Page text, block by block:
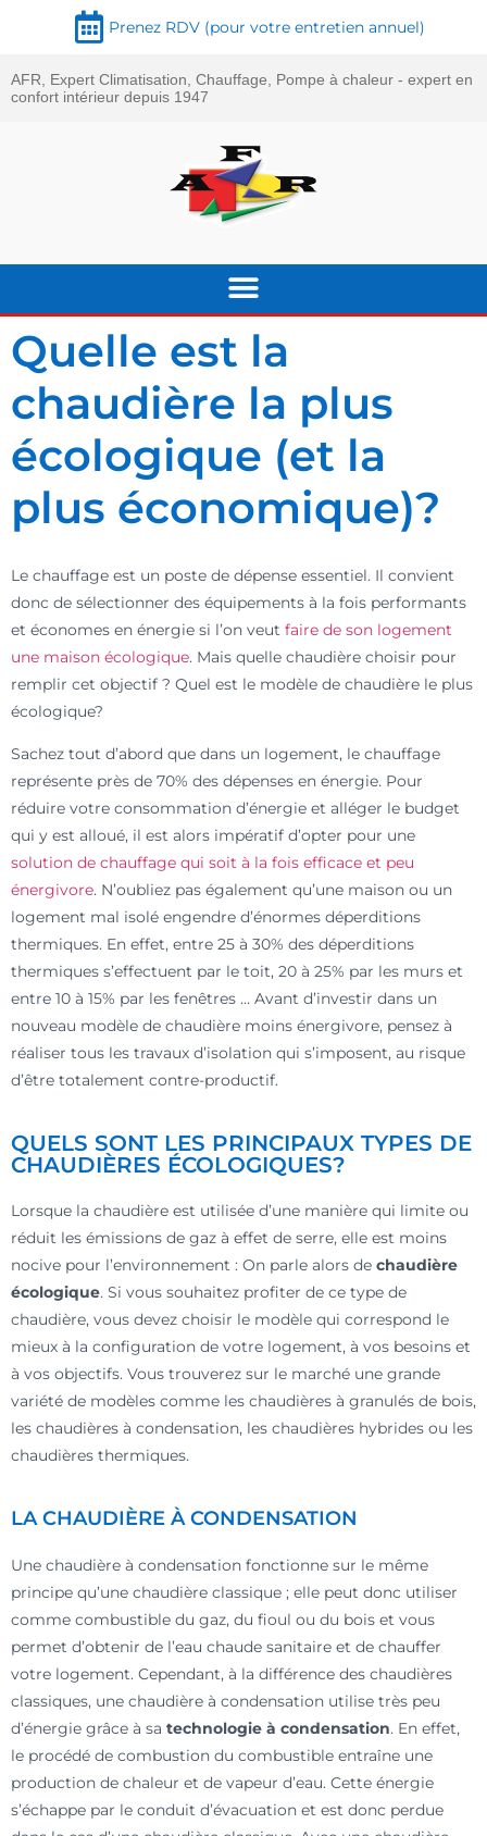
Prenez RDV (pour votre entretien annuel)
AFR, Expert Climatisation, Chauffage, Pompe à chaleur - expert en
confort intérieur depuis 1947
Quelle est la
chaudière la plus
écologique (et la
plus économique)?
Le chauffage est un poste de dépense essentiel. Il convient
donc de sélectionner des équipements à la fois performants
et économes en énergie si l’on veut faire de son logement
une maison écologique. Mais quelle chaudière choisir pour
remplir cet objectif ? Quel est le modèle de chaudière le plus
écologique?
Sachez tout d’abord que dans un logement, le chauffage
représente près de 70% des dépenses en énergie. Pour
réduire votre consommation d’énergie et alléger le budget
qui y est alloué, il est alors impératif d’opter pour une
solution de chauffage qui soit à la fois efficace et peu
énergivore. N’oubliez pas également qu’une maison ou un
logement mal isolé engendre d’énormes déperditions
thermiques. En effet, entre 25 à 30% des déperditions
thermiques s’effectuent par le toit, 20 à 25% par les murs et
entre 10 à 15% par les fenêtres … Avant d’investir dans un
nouveau modèle de chaudière moins énergivore, pensez à
réaliser tous les travaux d’isolation qui s’imposent, au risque
d’être totalement contre-productif.
QUELS SONT LES PRINCIPAUX TYPES DE
CHAUDIÈRES ÉCOLOGIQUES?
Lorsque la chaudière est utilisée d’une manière qui limite ou
réduit les émissions de gaz à effet de serre, elle est moins
nocive pour l’environnement : On parle alors de chaudière
écologique. Si vous souhaitez profiter de ce type de
chaudière, vous devez choisir le modèle qui correspond le
mieux à la configuration de votre logement, à vos besoins et
à vos objectifs. Vous trouverez sur le marché une grande
variété de modèles comme les chaudières à granulés de bois,
les chaudières à condensation, les chaudières hybrides ou les
chaudières thermiques.
LA CHAUDIÈRE À CONDENSATION
Une chaudière à condensation fonctionne sur le même
principe qu’une chaudière classique ; elle peut donc utiliser
comme combustible du gaz, du fioul ou du bois et vous
permet d’obtenir de l’eau chaude sanitaire et de chauffer
votre logement. Cependant, à la différence des chaudières
classiques, une chaudière à condensation utilise très peu
d’énergie grâce à sa technologie à condensation. En effet,
le procédé de combustion du combustible entraîne une
production de chaleur et de vapeur d’eau. Cette énergie
s’échappe par le conduit d’évacuation et est donc perdue